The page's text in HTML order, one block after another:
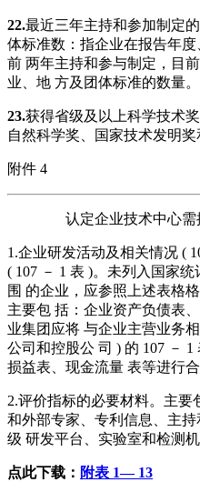
22.最近三年主持和参加制定
体标准数：指企业在报告年
前 两年主持和参与制定，目
业、地 方及团体标准的数量。
23.获得省级及以上科学技术
自然科学奖、国家技术发明
附件 4
认定企业技术中心
1.企业研发活动及相关情况 (
( 107 － 1 表 )。未列入国家
围 的企业，应参照上述表格
主要包 括：企业资产负债表
业集团应将 与企业主营业务
公司和控股公 司 ) 的 107 － 1
损益表、现金流量 表等进行合
2.评价指标的必要材料。主
和外部专家、专利信息、主
级 研发平台、实验室和检测
点此下载： 附表 1— 13